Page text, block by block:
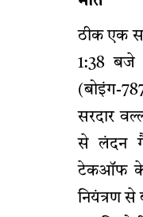
ठीक एक
1:38 बजे
(बोइंग-
सरदार
से लंदन
टेकऑफ के
नियंत्रण से